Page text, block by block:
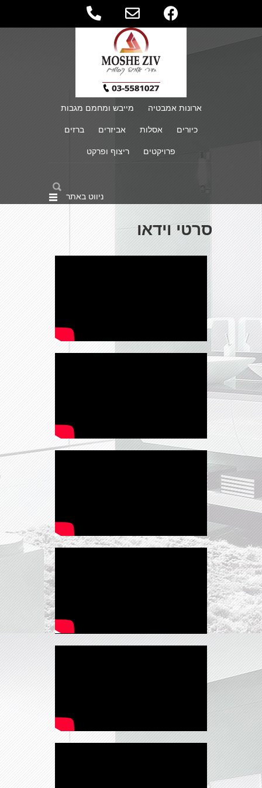
ארונות אמבטיה מייבש ומחמם מגבות
כיורים אסלות אביזרים ברזים
פרויקטים ריצוף ופרקט
ניווט באתר
סרטי וידאו